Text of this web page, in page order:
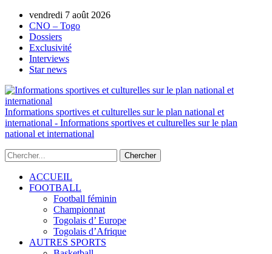
vendredi 7 août 2026
CNO – Togo
Dossiers
Exclusivité
Interviews
Star news
Informations sportives et culturelles sur le plan national et
international - Informations sportives et culturelles sur le plan
national et international
ACCUEIL
FOOTBALL
Football féminin
Championnat
Togolais d’ Europe
Togolais d’Afrique
AUTRES SPORTS
AUTORISATION DE LA HAAC N°0134/HAAC/12-